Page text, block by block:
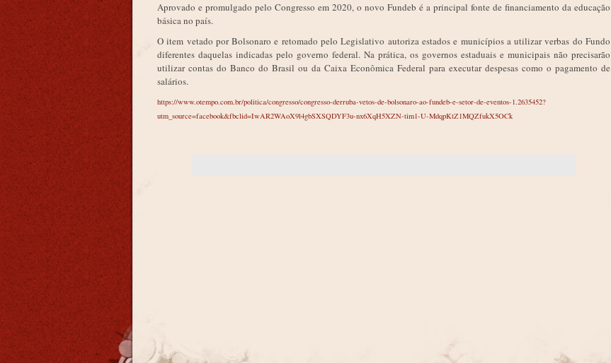
Aprovado e promulgado pelo Congresso em 2020, o novo Fundeb é a principal fonte de financiamento da educação
básica no país.
O item vetado por Bolsonaro e retomado pelo Legislativo autoriza estados e municípios a utilizar verbas do Fundo
diferentes daquelas indicadas pelo governo federal. Na prática, os governos estaduais e municipais não precisarão
utilizar contas do Banco do Brasil ou da Caixa Econômica Federal para executar despesas como o pagamento de
salários.
https://www.otempo.com.br/politica/congresso/congresso-derruba-vetos-de-bolsonaro-ao-fundeb-e-setor-de-eventos-1.2635452?
utm_source=facebook&fbclid=IwAR2WAoX9l4gbSXSQDYF3u-nx6XqH5XZN-tim1-U-MdqpKtZ1MQZfukX5OCk